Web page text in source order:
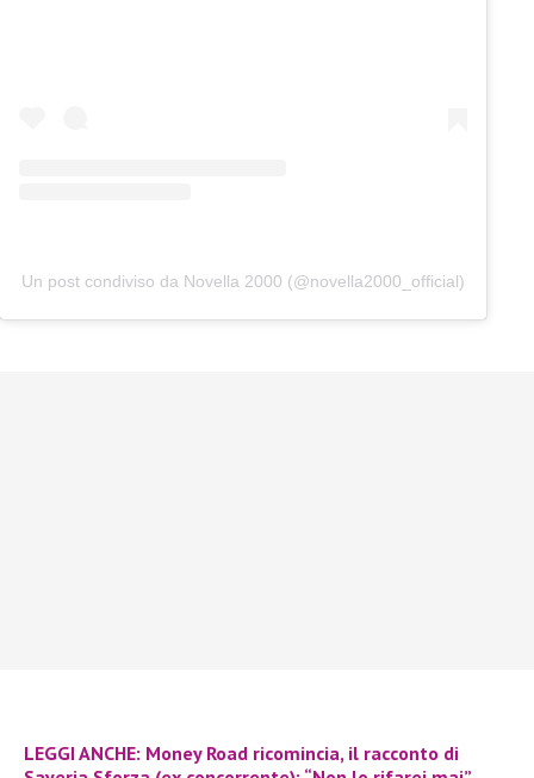
Un post condiviso da Novella 2000 (@novella2000_official)
LEGGI ANCHE: Money Road ricomincia, il racconto di